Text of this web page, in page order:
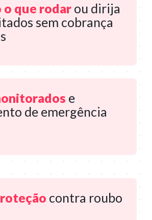
o que rodarou dirija
sem cobrança
e
de emergência
contra roubo